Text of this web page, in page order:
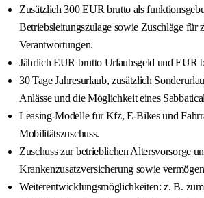
Zusätzlich 300 EUR brutto als
Betriebsleitungszulage sowie Zuschläge für
Verantwortungen.
Jährlich EUR brutto Urlaubsgeld und EUR
30 Tage Jahresurlaub, zusätzlich
Anlässe und die Möglichkeit eines
Leasing-Modelle für Kfz, E-Bikes und
Mobilitätszuschuss.
Zuschuss zur betrieblichen Altersvorsorge
Krankenzusatzversicherung sowie
Weiterentwicklungsmöglichkeiten: z. B.